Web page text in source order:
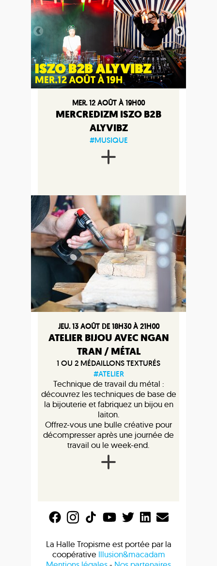
MER. 12 AOÛT À 19H00
MERCREDIZM ISZO B2B
ALYVIBZ
#MUSIQUE
JEU. 13 AOÛT DE 18H30 À 21H00
ATELIER BIJOU AVEC NGAN
TRAN / MÉTAL
1 OU 2 MÉDAILLONS TEXTURÉS
#ATELIER
Technique de travail du métal :
découvrez les techniques de base de
la bijouterie et fabriquez un bijou en
laiton.
Offrez-vous une bulle créative pour
décompresser après une journée de
travail ou le week-end.
La Halle Tropisme est portée par la
coopérative Illusion&macadam